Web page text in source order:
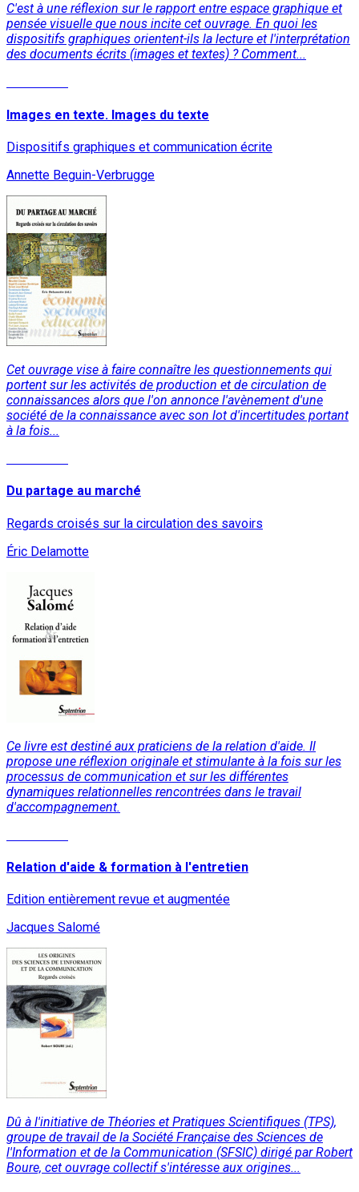
C'est à une réflexion sur le rapport entre espace graphique et
pensée visuelle que nous incite cet ouvrage. En quoi les
dispositifs graphiques orientent-ils la lecture et l'interprétation
des documents écrits (images et textes) ? Comment...
Images en texte. Images du texte
Dispositifs graphiques et communication écrite
Annette Beguin-Verbrugge
Cet ouvrage vise à faire connaître les questionnements qui
portent sur les activités de production et de circulation de
connaissances alors que l'on annonce l'avènement d'une
société de la connaissance avec son lot d'incertitudes portant
à la fois...
Du partage au marché
Regards croisés sur la circulation des savoirs
Éric Delamotte
Ce livre est destiné aux praticiens de la relation d'aide. Il
propose une réflexion originale et stimulante à la fois sur les
processus de communication et sur les différentes
dynamiques relationnelles rencontrées dans le travail
d'accompagnement.
Relation d'aide & formation à l'entretien
Edition entièrement revue et augmentée
Jacques Salomé
Dû à l'initiative de Théories et Pratiques Scientifiques (TPS),
groupe de travail de la Société Française des Sciences de
l'Information et de la Communication (SFSIC) dirigé par Robert
Boure, cet ouvrage collectif s'intéresse aux origines...